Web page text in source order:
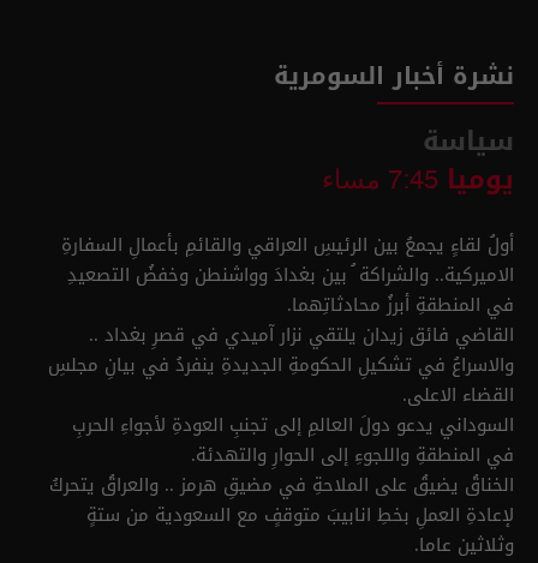
نشرة أخبار السومرية
سياسة
يوميا 7:45 مساء
أولُ لقاءٍ يجمعُ بين الرئيسِ العراقي والقائمِ بأعمالِ السفارةِ
الاميركية.. والشراكة ُ بين بغدادَ وواشنطن وخفضُ التصعيدِ
في المنطقةِ أبرزُ محادثاتِهما.
القاضي فائق زيدان يلتقي نزار آميدي في قصرِ بغداد ..
والاسراعُ في تشكيلِ الحكومةِ الجديدةِ ينفردُ في بيانِ مجلسِ
القضاء الاعلى.
السوداني يدعو دولَ العالمِ إلى تجنبِ العودةِ لأجواءِ الحربِ
في المنطقةِ واللجوءِ إلى الحوارِ والتهدئة.
الخناقُ يضيقُ على الملاحةِ في مضيقِ هرمز .. والعراقُ يتحركُ
لإعادةِ العملِ بخطِ انابيبَ متوقفٍ مع السعودية من ستةٍ
وثلاثين عاما.